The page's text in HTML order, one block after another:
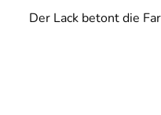
Der Lack betont die